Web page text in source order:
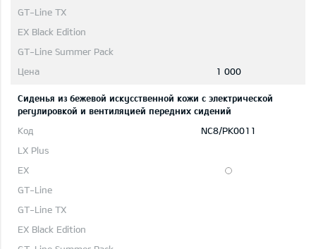
1 000
Сиденья из бежевой искусственной кожи с электрической
регулировкой и вентиляцией передних сидений
NC8/PK0011